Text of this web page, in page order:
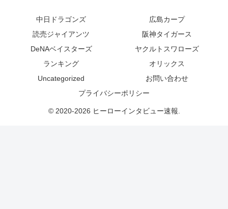
中日ドラゴンズ
広島カープ
読売ジャイアンツ
阪神タイガース
DeNAベイスターズ
ヤクルトスワローズ
ランキング
オリックス
Uncategorized
お問い合わせ
プライバシーポリシー
© 2020-2026 ヒーローインタビュー速報.